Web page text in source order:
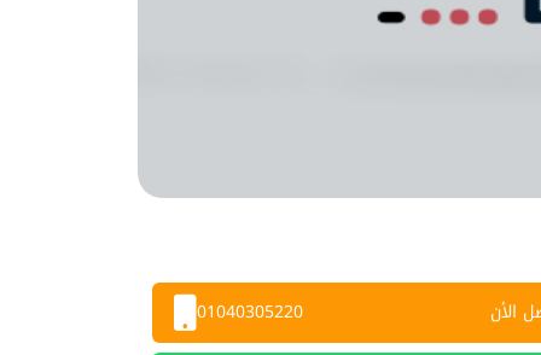
الأن 01040305220